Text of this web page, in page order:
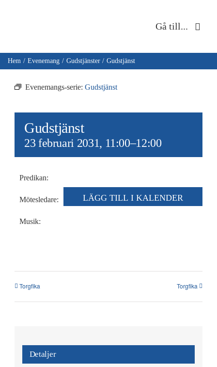
Gå till...
Hem
Om oss
Musik & kultur
Barn & unga
Nyheter
SÖK
Hem Evenemang Gudstjänster Gudstjänst
Evenemangs-serie: Gudstjänst
Gudstjänst
23 februari 2031, 11:00–12:00
Predikan:
Mötesledare:
Musik:
LÄGG TILL I KALENDER
Torgfika Torgfika
Detaljer